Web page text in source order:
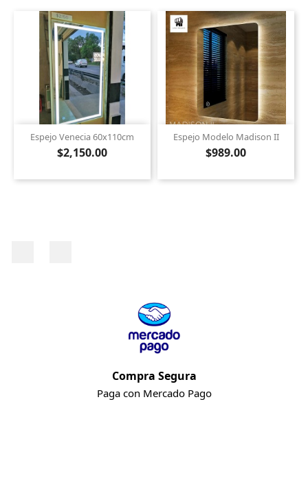
Espejo Venecia 60x110cm
$2,150.00
Espejo Modelo Madison II
$989.00
Compra Segura
Paga con Mercado Pago